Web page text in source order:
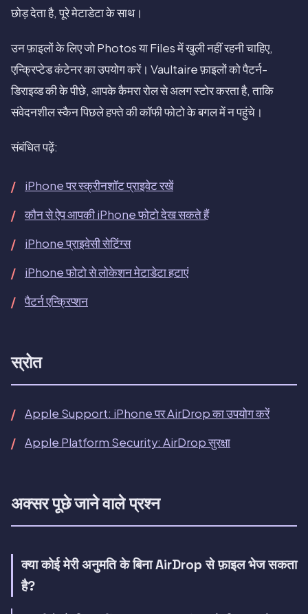
छोड़ देता है, पूरे मेटाडेटा के साथ।
उन फ़ाइलों के लिए जो Photos या Files में खुली नहीं रहनी चाहिए,
एन्क्रिप्टेड कंटेनर का उपयोग करें। Vaultaire फ़ाइलों को पैटर्न-
डिराइव्ड की के पीछे, आपके कैमरा रोल से अलग स्टोर करता है, ताकि
संवेदनशील स्कैन पिछले हफ्ते की कॉफी फोटो के बगल में न पहुंचे।
संबंधित पढ़ें:
iPhone पर स्क्रीनशॉट प्राइवेट रखें
कौन से ऐप आपकी iPhone फोटो देख सकते हैं
iPhone प्राइवेसी सेटिंग्स
iPhone फोटो से लोकेशन मेटाडेटा हटाएं
पैटर्न एन्क्रिप्शन
स्रोत
Apple Support: iPhone पर AirDrop का उपयोग करें
Apple Platform Security: AirDrop सुरक्षा
अक्सर पूछे जाने वाले प्रश्न
क्या कोई मेरी अनुमति के बिना AirDrop से फ़ाइल भेज सकता
है?